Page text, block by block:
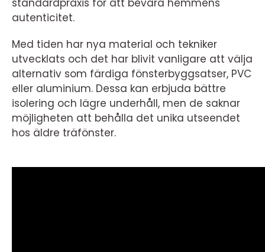
autenticitet.
Med tiden har nya material och tekniker
utvecklats och det har blivit vanligare att välja
alternativ som färdiga fönsterbyggsatser, PVC
eller aluminium. Dessa kan erbjuda bättre
isolering och lägre underhåll, men de saknar
möjligheten att behålla det unika utseendet
hos äldre träfönster.